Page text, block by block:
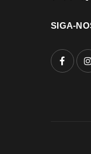
SIGA-